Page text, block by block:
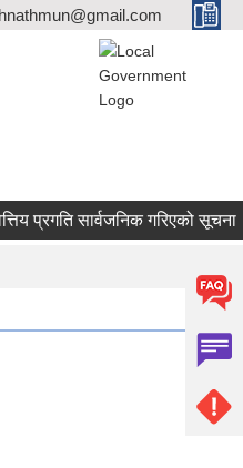
प्रगति सार्वजनिक गरिएको सूचना ।